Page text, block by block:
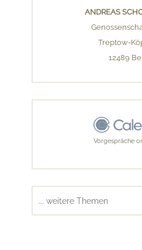
ANDREAS
Treptow-
12489
Vorgespräche